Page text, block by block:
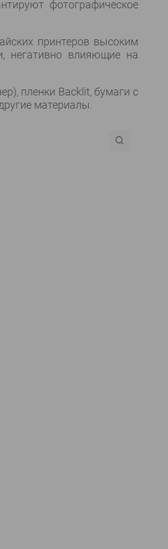
фотографическое
принтеров высоким
негативно влияющие на
пленки Backlit, бумаги с
материалы.